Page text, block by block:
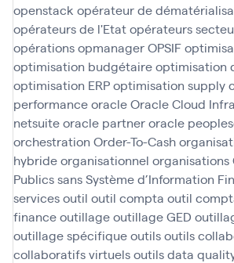
openstack opérateur de
opérateurs de l'Etatopérateurs
opérationsopmanagerOPSIF
optimisation budgétaireoptimisation
optimisation ERPoptimisation supply
performanceoracleOracle Cloud
netsuiteoracle partneroracle
orchestration Order-To-Cash
hybrideorganisationnel organisations
Publics sans Système d’Information
servicesoutil outil compta outil
financeoutillageoutillage GED
outillage spécifiqueoutilsoutils
collaboratifs virtuelsoutils data